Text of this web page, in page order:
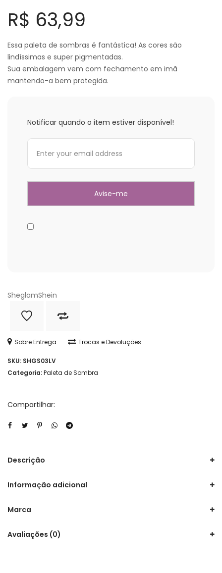
R$ 63,99
Essa paleta de sombras é fantástica! As cores são
lindíssimas e super pigmentadas.
Sua embalagem vem com fechamento em imã
mantendo-a bem protegida.
Notificar quando o item estiver disponível!
SheglamShein
Sobre Entrega Trocas e Devoluções
SKU: SHGS03LV
Categoria:Paleta de Sombra
Compartilhar:
Descrição
Informação adicional
Marca
Avaliações (0)